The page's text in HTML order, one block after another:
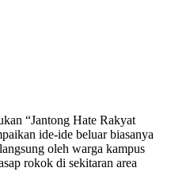
“Jantong Hate Rakyat
ide-ide beluar biasanya
oleh warga kampus
rokok di sekitaran area